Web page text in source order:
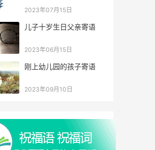
2023年07月15日
儿子十岁生日父亲寄语
2023年06月15日
刚上幼儿园的孩子寄语
2023年09月10日